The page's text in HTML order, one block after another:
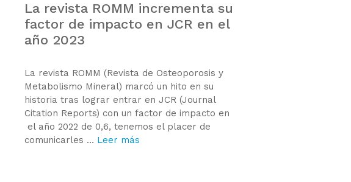
La revista ROMM incrementa su
factor de impacto en JCR en el
año 2023
La revista ROMM (Revista de Osteoporosis y
Metabolismo Mineral) marcó un hito en su
historia tras lograr entrar en JCR (Journal
Citation Reports) con un factor de impacto en
el año 2022 de 0,6, tenemos el placer de
comunicarles … Leer más